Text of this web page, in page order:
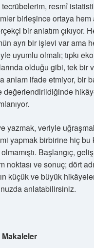
resmî
birleşince ortaya hem
bir anlatım çıkıyor.
ayrı bir işlevi var ama
uyumlu olmalı; tıpkı
olduğu gibi, tek bir
anlam ifade etmiyor, bir
değerlendirildiğinde
yazmak, veriyle
yapmak birbirine hiç bu
Başlangıç,
noktası ve sonuç; dört
küçük ve büyük
anlatabilirsiniz.
Makaleler